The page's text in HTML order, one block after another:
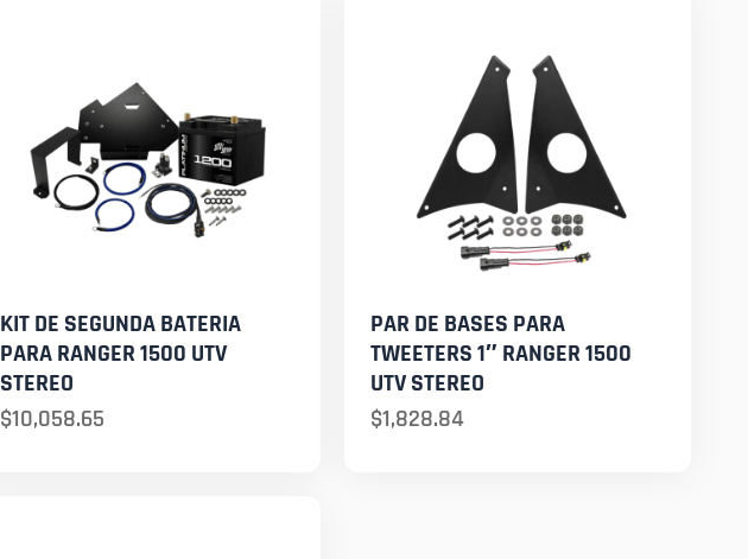
KIT DE SEGUNDA BATERIA
PARA RANGER 1500 UTV
STEREO
$10,058.65
PAR DE BASES PARA
TWEETERS 1″ RANGER 1500
UTV STEREO
$1,828.84